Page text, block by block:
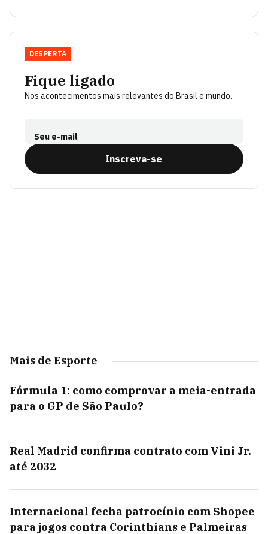
Fique ligado
Nos acontecimentos mais relevantes do Brasil e mundo.
Seu e-mail
Inscreva-se
DESPERTA
Mais de Esporte
Fórmula 1: como comprovar a meia-entrada
para o GP de São Paulo?
Real Madrid confirma contrato com Vini Jr.
até 2032
Internacional fecha patrocínio com Shopee
para jogos contra Corinthians e Palmeiras